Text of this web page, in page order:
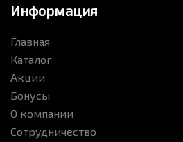
Информация
Главная
Каталог
Акции
Бонусы
О компании
Сотрудничество